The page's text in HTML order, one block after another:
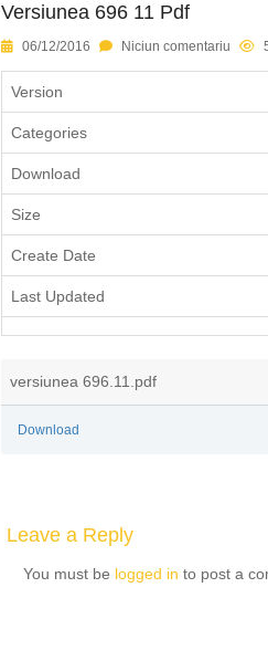
Versiunea 696 11 Pdf
1 2 3 4 5
06/12/2016 Niciun comentariu
Version
Categories
Download
Size
Create Date
Last Updated
versiunea 696.11.pdf
Download
Leave a Reply
You must be logged in to post a